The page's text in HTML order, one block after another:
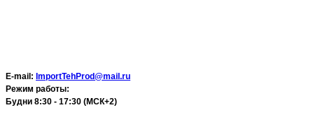
E-mail: ImportTehProd@mail.ru
Режим работы:
Будни 8:30 - 17:30 (МСК+2)